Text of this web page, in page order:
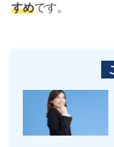
すめです。